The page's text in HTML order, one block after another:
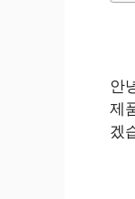
안
제
겠